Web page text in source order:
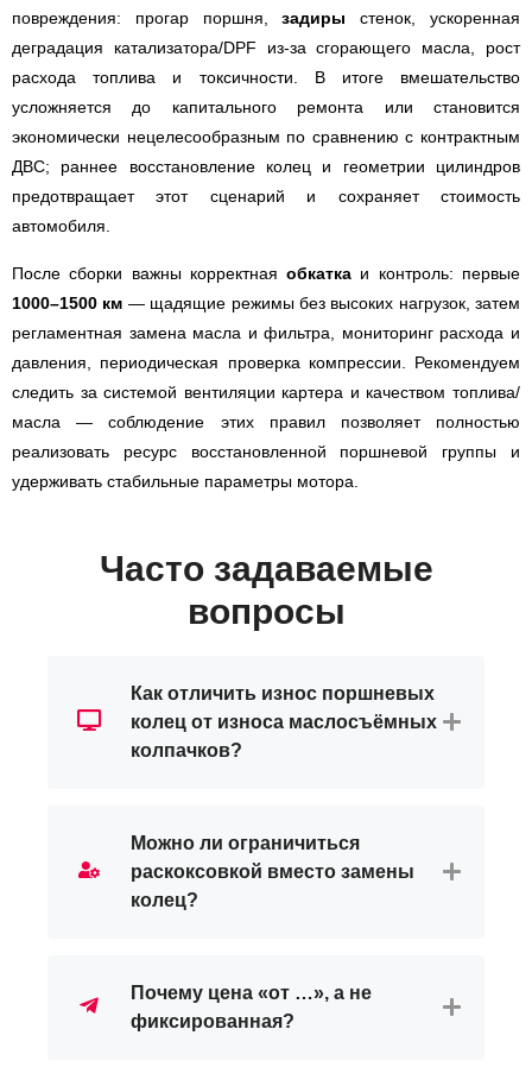
повреждения: прогар поршня,задиры стенок, ускоренная
деградация катализатора/DPF из-за сгорающего масла, рост
расхода топлива и токсичности. В итоге вмешательство
усложняется до капитального ремонта или становится
экономически нецелесообразным по сравнению с контрактным
ДВС; раннее восстановление колец и геометрии цилиндров
предотвращает этот сценарий и сохраняет стоимость
автомобиля.
После сборки важны корректнаяобкатка и контроль: первые
1000–1500 км — щадящие режимы без высоких нагрузок, затем
регламентная замена масла и фильтра, мониторинг расхода и
давления, периодическая проверка компрессии. Рекомендуем
следить за системой вентиляции картера и качеством топлива/
масла — соблюдение этих правил позволяет полностью
реализовать ресурс восстановленной поршневой группы и
удерживать стабильные параметры мотора.
Часто задаваемые
вопросы
Как отличить износ поршневых
колец от износа маслосъёмных
колпачков?
Можно ли ограничиться
раскоксовкой вместо замены
колец?
Почему цена «от …», а не
фиксированная?